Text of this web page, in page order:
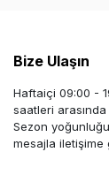
Bize Ulaşın
Haftaiçi 09:00 -
saatleri
Sezon
mesajla iletişime